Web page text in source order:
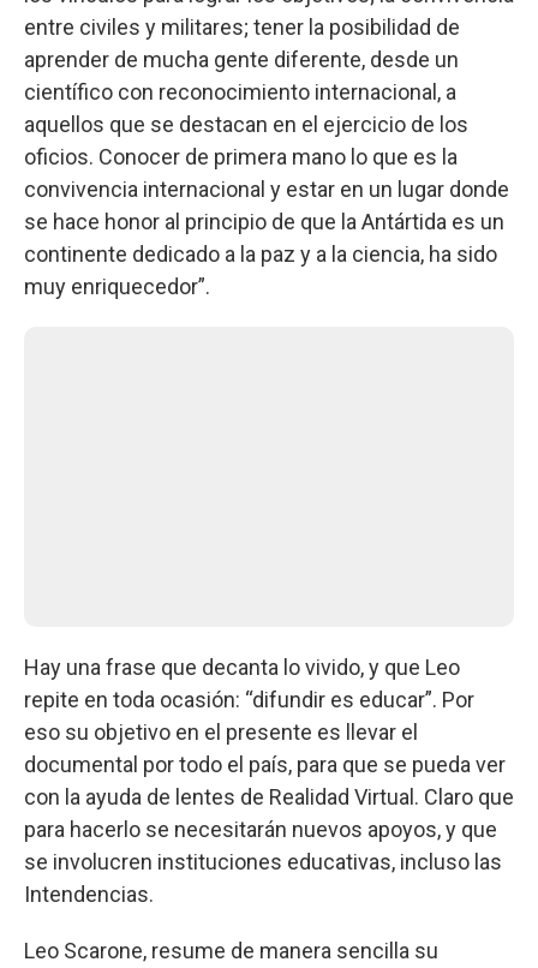
entre civiles y militares; tener la posibilidad de
aprender de mucha gente diferente, desde un
científico con reconocimiento internacional, a
aquellos que se destacan en el ejercicio de los
oficios. Conocer de primera mano lo que es la
convivencia internacional y estar en un lugar donde
se hace honor al principio de que la Antártida es un
continente dedicado a la paz y a la ciencia, ha sido
muy enriquecedor”.
Hay una frase que decanta lo vivido, y que Leo
repite en toda ocasión: “difundir es educar”. Por
eso su objetivo en el presente es llevar el
documental por todo el país, para que se pueda ver
con la ayuda de lentes de Realidad Virtual. Claro que
para hacerlo se necesitarán nuevos apoyos, y que
se involucren instituciones educativas, incluso las
Intendencias.
Leo Scarone, resume de manera sencilla su